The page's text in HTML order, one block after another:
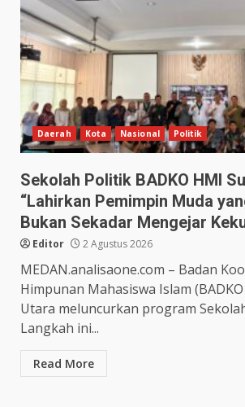
Daerah Kota Nasional Politik
Sekolah Politik BADKO HMI
“Lahirkan Pemimpin Muda
Bukan Sekadar Mengejar
Editor 2 Agustus 2026
MEDAN.analisaone.com – Badan
Himpunan Mahasiswa Islam
Utara meluncurkan program
Langkah ini...
Read More